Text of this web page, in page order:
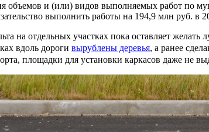
объемов и (или) видов выполняемых работ по
выполнить работы на 194,9 млн руб.
на отдельных участках пока оставляет
вдоль дороги вырублены деревья, а ранее
площадки для установки каркасов даже не